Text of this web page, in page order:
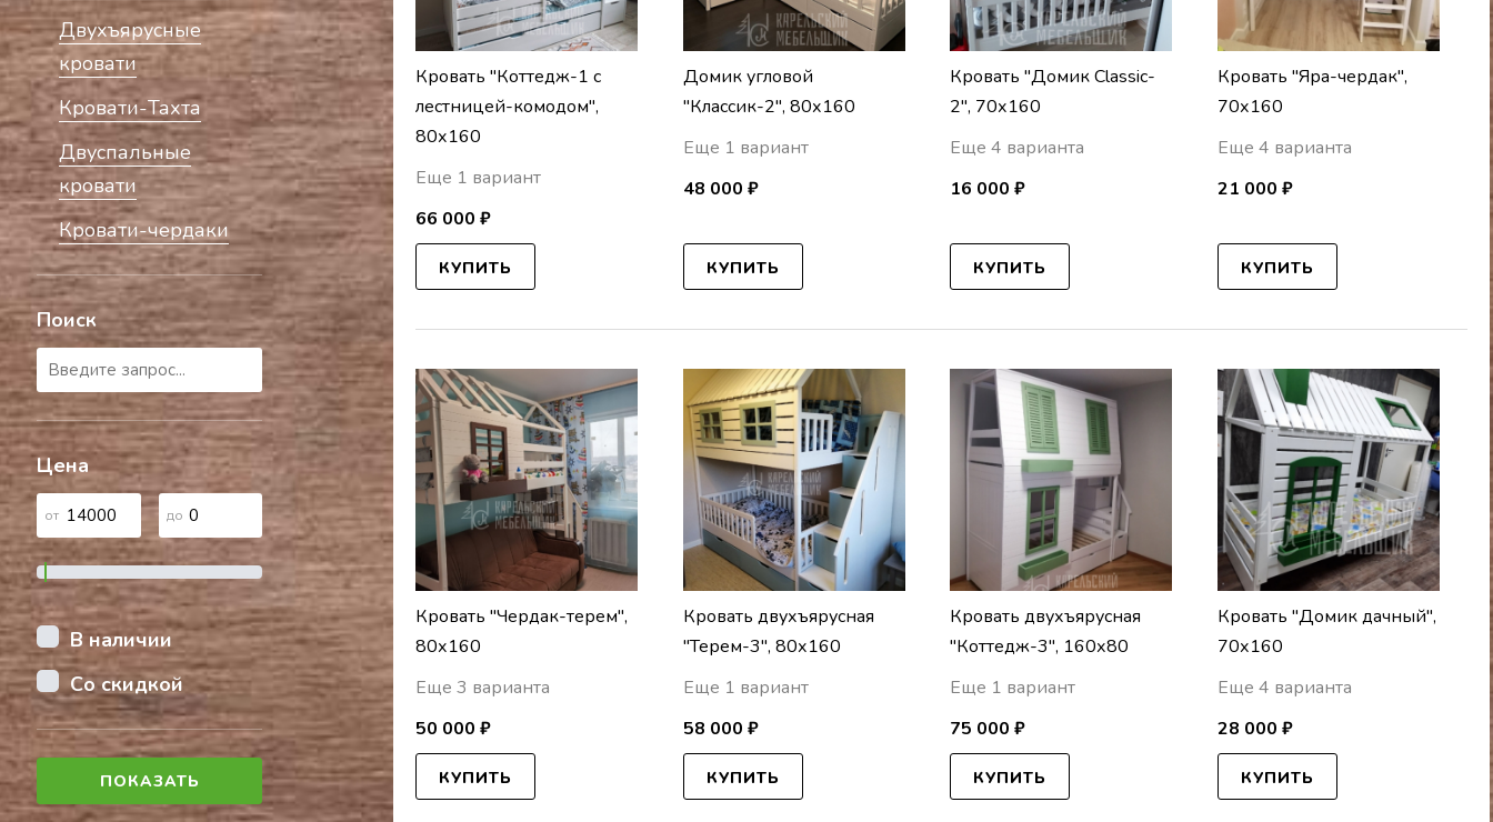
Двухъярусные
кровати
Кровати-Тахта
Двуспальные
кровати
Кровати-чердаки
Поиск
Цена
от до
В наличии
Со скидкой
Кровать "Коттедж-1 с
лестницей-комодом",
80х160
Еще 1 вариант
66 000 ₽
КУПИТЬ
Домик угловой
"Классик-2", 80х160
Еще 1 вариант
48 000 ₽
КУПИТЬ
Кровать "Домик Classic-
2", 70х160
Еще 4 варианта
16 000 ₽
КУПИТЬ
Кровать "Яра-чердак",
70х160
Еще 4 варианта
21 000 ₽
КУПИТЬ
Кровать "Чердак-терем",
80х160
Еще 3 варианта
50 000 ₽
КУПИТЬ
Кровать двухъярусная
"Терем-3", 80х160
Еще 1 вариант
58 000 ₽
КУПИТЬ
Кровать двухъярусная
"Коттедж-3", 160х80
Еще 1 вариант
75 000 ₽
КУПИТЬ
Кровать "Домик дачный",
70х160
Еще 4 варианта
28 000 ₽
КУПИТЬ